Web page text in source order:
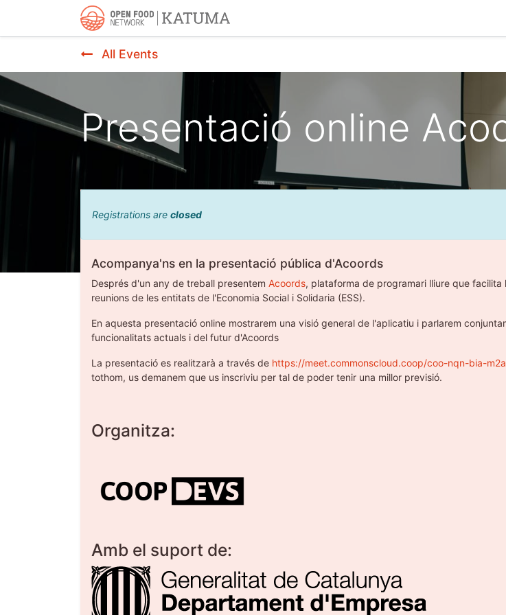
All Events
Presentació online
Registrations are closed
Acompanya'ns en la presentació pública d'Acoords
Després d'un any de treball presentem Acoords, plataforma de programari lliure que facilita
reunions de les entitats de l'Economia Social i Solidaria (ESS).
En aquesta presentació online mostrarem una visió general de l'aplicatiu i parlarem
funcionalitats actuals i del futur d'Acoords
La presentació es realitzarà a través de https://meet.commonscloud.coop/coo-nqn-bia-m2a
tothom, us demanem que us inscriviu per tal de poder tenir una millor previsió.
Organitza:
Amb el suport de: